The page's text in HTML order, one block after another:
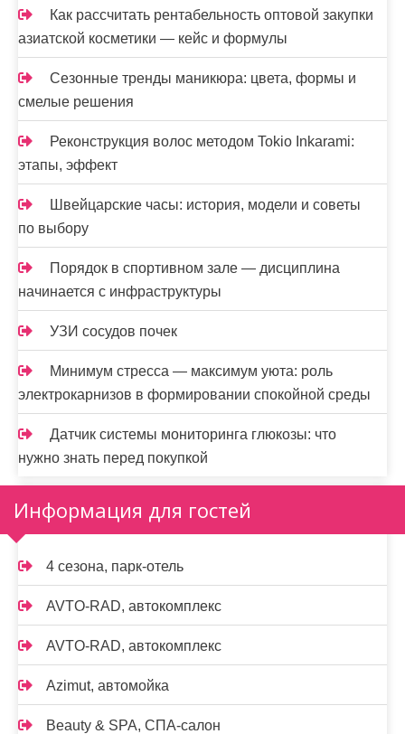
Как рассчитать рентабельность оптовой закупки
азиатской косметики — кейс и формулы
Сезонные тренды маникюра: цвета, формы и
смелые решения
Реконструкция волос методом Tokio Inkarami:
этапы, эффект
Швейцарские часы: история, модели и советы
по выбору
Порядок в спортивном зале — дисциплина
начинается с инфраструктуры
УЗИ сосудов почек
Минимум стресса — максимум уюта: роль
электрокарнизов в формировании спокойной среды
Датчик системы мониторинга глюкозы: что
нужно знать перед покупкой
Информация для гостей
4 сезона, парк-отель
AVTO-RAD, автокомплекс
AVTO-RAD, автокомплекс
Azimut, автомойка
Beauty & SPA, СПА-салон